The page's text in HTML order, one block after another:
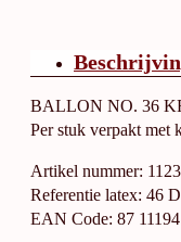
BALLON NO. 36
Per stuk verpakt met
Artikel nummer:
Referentie latex: 46
EAN Code: 87